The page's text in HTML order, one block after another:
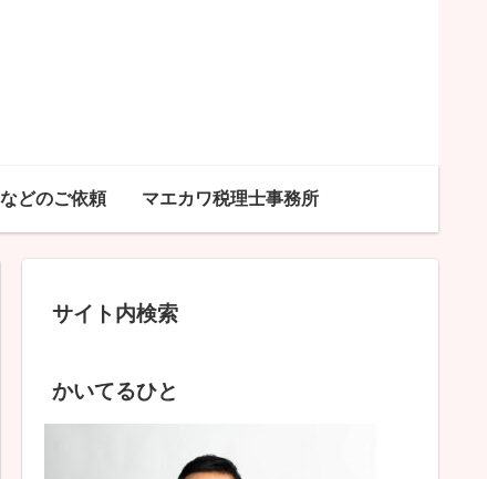
どのご依頼 マエカワ税理士事務所
サイト内検索
かいてるひと